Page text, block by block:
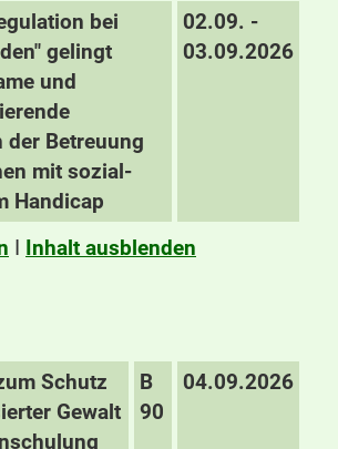
bei
gelingt
und
der Betreuung
mit sozial-
Handicap
02.09. -
03.09.2026
I Inhalt ausblenden
Schutz
Gewalt
B
90
04.09.2026